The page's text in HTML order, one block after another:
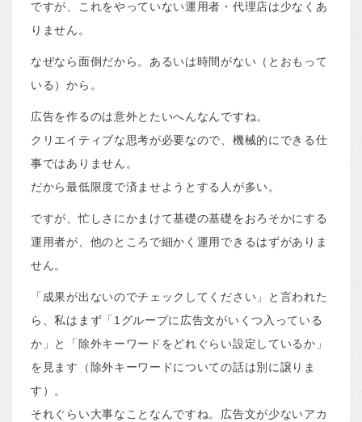
ですが、これをやっていない運用者・代理店は少なくあ
りません。
なぜなら面倒だから。あるいは時間がない（とおもって
いる）から。
広告を作るのは意外とたいへんなんですね。
クリエイティブな思考が必要なので、機械的にできる仕
事ではありません。
だから最低限度で済ませようとする人が多い。
ですが、忙しさにかまけて基礎の基礎をおろそかにする
運用者が、他のところで細かく運用できるはずがありま
せん。
「成果が出ないのでチェックしてください」と言われた
ら、私はまず「1グループに広告文がいくつ入っている
か」と「除外キーワードをどれぐらい設定しているか」
を見ます（除外キーワードについての話は別に譲りま
す）。
それぐらい大事なことなんですね。広告文が少ないアカ